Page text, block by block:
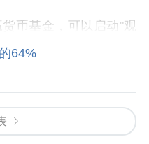
币基金，可以启动"观
本金建立三个试验田：
、政策驱动股（新基
片企业）。这个阶段
。用记事本记录每次买
入逆变器企业"或"因季
64%